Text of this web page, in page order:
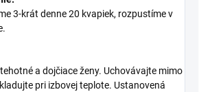
3-krát denne 20 kvapiek, rozpustíme v
a dojčiace ženy. Uchovávajte mimo
pri izbovej teplote. Ustanovená